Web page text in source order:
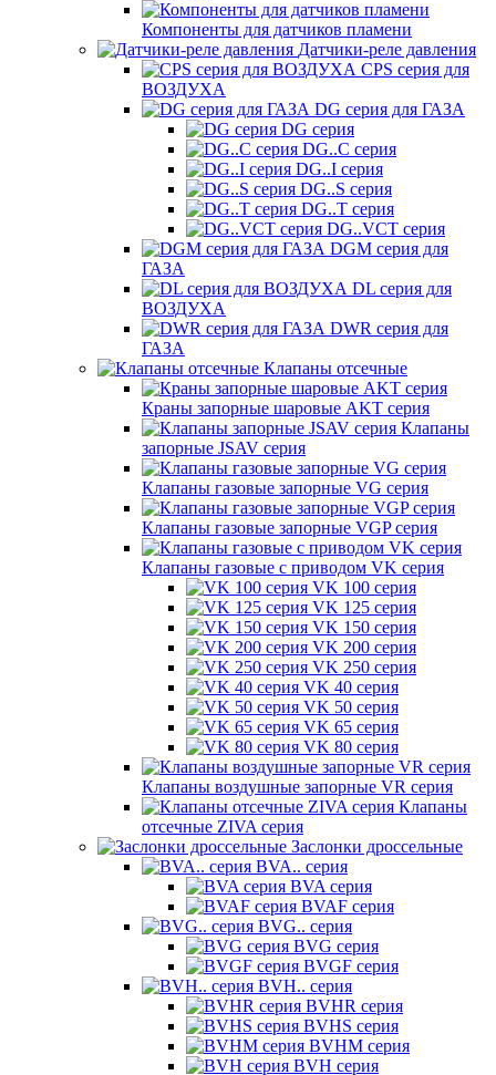
Компоненты для датчиков пламени
Датчики-реле давления
CPS серия для
ВОЗДУХА
DG серия для ГАЗА
DG серия
DG..C серия
DG..I серия
DG..S серия
DG..T серия
DG..VCT серия
DGM серия для
ГАЗА
DL серия для
ВОЗДУХА
DWR серия для
ГАЗА
Клапаны отсечные
Краны запорные шаровые AKT серия
Клапаны
запорные JSAV серия
Клапаны газовые запорные VG серия
Клапаны газовые запорные VGP серия
Клапаны газовые с приводом VK серия
VK 100 серия
VK 125 серия
VK 150 серия
VK 200 серия
VK 250 серия
VK 40 серия
VK 50 серия
VK 65 серия
VK 80 серия
Клапаны воздушные запорные VR серия
Клапаны
отсечные ZIVA серия
Заслонки дроссельные
BVA.. серия
BVA серия
BVAF серия
BVG.. серия
BVG серия
BVGF серия
BVH.. серия
BVHR серия
BVHS серия
BVHM серия
BVH серия